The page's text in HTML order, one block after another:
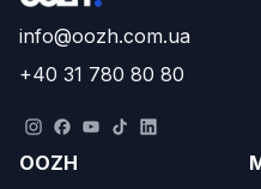
info@oozh.com.ua
+40 31 780 80 80
OOZH